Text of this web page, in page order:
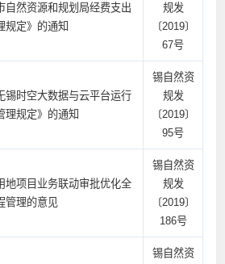
自然资源和规划局经费支出
规定》的通知
规发
〔2019〕
67号
锡时空大数据与云平台运行
理规定》的通知
锡自然资
规发
〔2019〕
95号
地项目业务联动审批优化全
管理的意见
锡自然资
规发
〔2019〕
186号
锡自然资